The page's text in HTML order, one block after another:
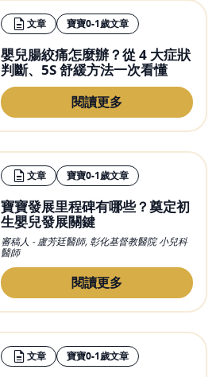
文章 寶寶0-1歲文章
嬰兒腸絞痛怎麼辦？從 4 大症狀
判斷、5S 舒緩方法一次看懂
閱讀更多
文章 寶寶0-1歲文章
寶寶發展里程碑有哪些？奠定初
生嬰兒發展關鍵
審稿人 - 盧芳廷醫師, 彰化基督教醫院 小兒科
醫師
閱讀更多
文章 寶寶0-1歲文章